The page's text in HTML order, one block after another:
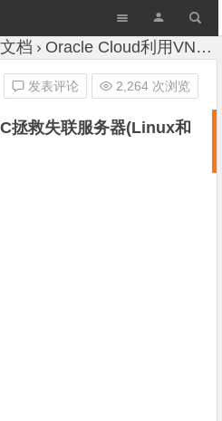
档 Oracle Cloud利用VNC拯救失联服务器(Linux和Windows)
拯救失联服务器(Linux和
发表评论 2,264 次浏览